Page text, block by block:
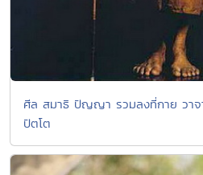
ศีล สมาธิ ปัญญา รวมลงที่กาย วาจ
ปัตโต